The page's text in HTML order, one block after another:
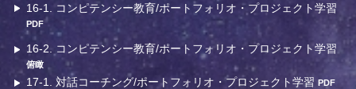
16-1. コンピテンシー教育/ポートフォリオ・プロジェクト学習
PDF
16-2. コンピテンシー教育/ポートフォリオ・プロジェクト学習
俯瞰
17-1. 対話コーチング/ポートフォリオ・プロジェクト学習PDF